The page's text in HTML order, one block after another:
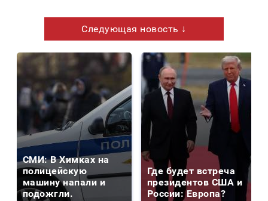
Следующая новость ↓
СМИ: В Химках на
полицейскую
машину напали и
подожгли.
Где будет встреча
президентов США и
России: Европа?